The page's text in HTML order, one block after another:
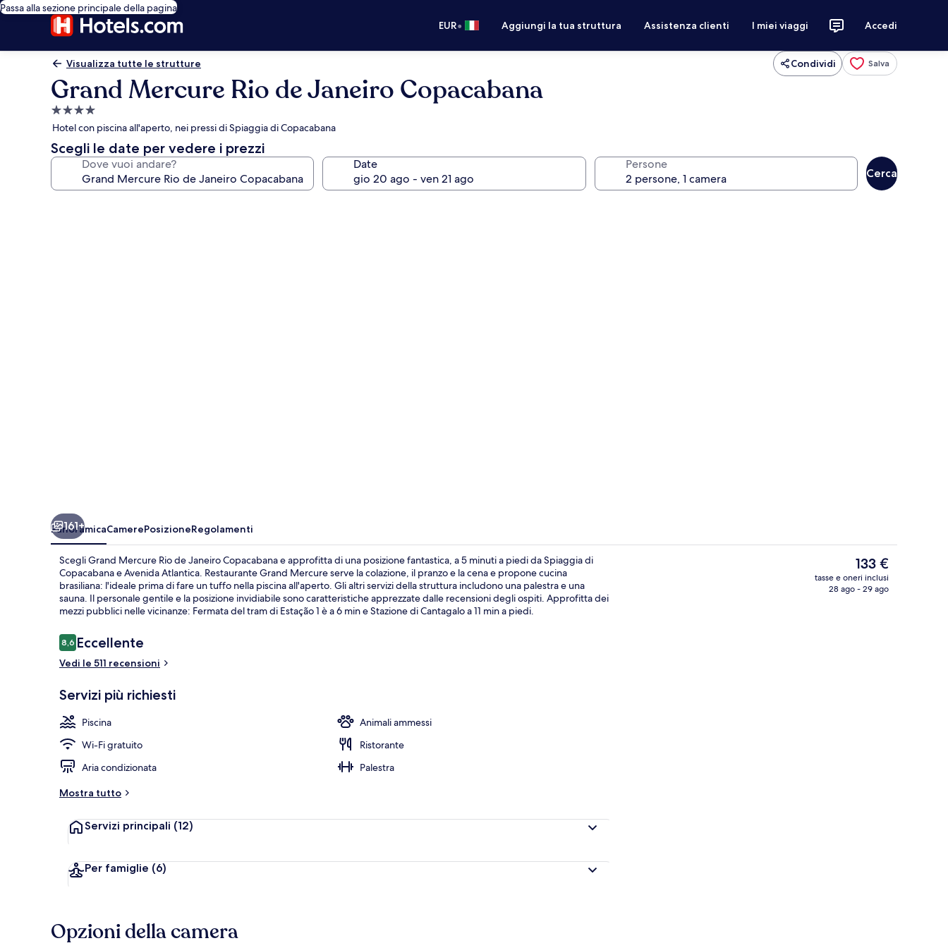
Passa alla sezione principale della pagina
EUR• Aggiungi la tua struttura Assistenza clienti I miei viaggi Accedi
Visualizza tutte le strutture Condividi Salva
Grand Mercure Rio de Janeiro Copacabana
Struttura
a
4.0
stelle
Hotel con piscina all'aperto, nei pressi di Spiaggia di Copacabana
Scegli le date per vedere i prezzi
Dove vuoi andare? Date Persone
Cerca
Esterni Camera Premium, 1 letto king, vista
161+
PanoramicaCamerePosizioneRegolamenti
Scegli Grand Mercure Rio de Janeiro Copacabana e approfitta di una posizione fantastica, a 5 minuti a piedi da Spiaggia di
Copacabana e Avenida Atlantica. Restaurante Grand Mercure serve la colazione, il pranzo e la cena e propone cucina
brasiliana: l'ideale prima di fare un tuffo nella piscina all'aperto. Gli altri servizi della struttura includono una palestra e una
sauna. Il personale gentile e la posizione invidiabile sono caratteristiche apprezzate dalle recensioni degli ospiti. Approfitta dei
mezzi pubblici nelle vicinanze: Fermata del tram di Estação 1 è a 6 min e Stazione di Cantagalo a 11 min a piedi.
Recensioni
8,68,6 su 10
Eccellente
Vedi le 511 recensioni
Servizi più richiesti
Piscina
Animali ammessi
Wi-Fi gratuito
Ristorante
Aria condizionata
Palestra
Mostra tutto
Servizi principali (12)
Per famiglie (6)
Il
prezzo
attuale
133 €
tasse e oneri inclusi
28 ago - 29 ago
Opzioni della camera